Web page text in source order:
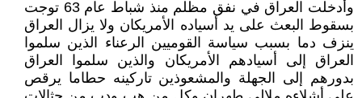
وأدخلت العراق في نفق مظلم منذ شباط عام 63 توجت
بسقوط البعث على يد أسياده الأمريكان ولا يزال العراق
ينزف دما بسبب سياسة القوميين الرعناء الذين سلموا
العراق إلى أسيادهم الأمريكان والذين سلموا العراق
بدورهم إلى الجهلة والمشعوذين تاركينه حطاما يرقص